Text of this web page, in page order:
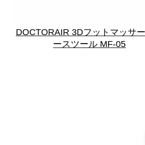
DOCTORAIR 3Dフットマッサ
ースツール MF-05